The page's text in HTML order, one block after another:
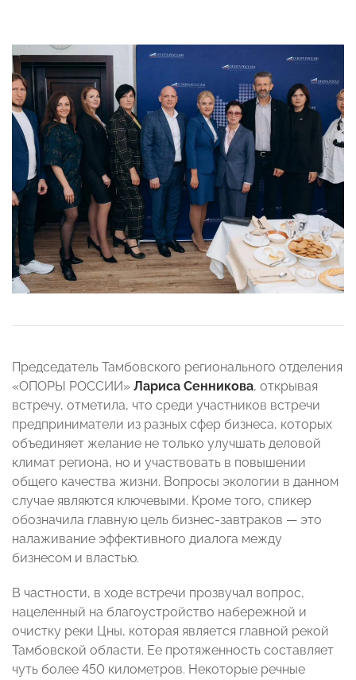
Председатель Тамбовского регионального отделения
«ОПОРЫ РОССИИ» Лариса Сенникова, открывая
встречу, отметила, что среди участников встречи
предприниматели из разных сфер бизнеса, которых
объединяет желание не только улучшать деловой
климат региона, но и участвовать в повышении
общего качества жизни. Вопросы экологии в данном
случае являются ключевыми. Кроме того, спикер
обозначила главную цель бизнес-завтраков — это
налаживание эффективного диалога между
бизнесом и властью.
В частности, в ходе встречи прозвучал вопрос,
нацеленный на благоустройство набережной и
очистку реки Цны, которая является главной рекой
Тамбовской области. Ее протяженность составляет
чуть более 450 километров. Некоторые речные